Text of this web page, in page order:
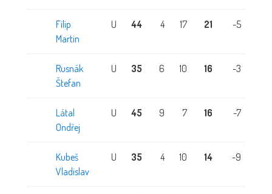
Filip
Martin
U 44 4 17 21 -5
Rusnák
Štefan
U 35 6 10 16 -3
Látal
Ondřej
U 45 9 7 16 -7
Kubeš
Vladislav
U 35 4 10 14 -9